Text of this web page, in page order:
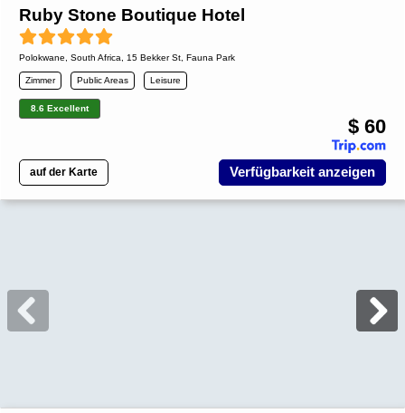
Ruby Stone Boutique Hotel
Polokwane South Africa , 15 Bekker St, Fauna Park
Zimmer Public Areas Leisure
8.6 Excellent
$ 60
auf der Karte Verfügbarkeit anzeigen